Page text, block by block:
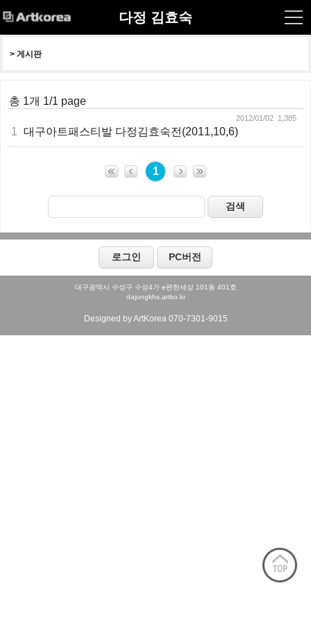
다정 김효숙
> 게시판
총 1개 1/1 page
2012/01/02 1,385
1 대구아트패스티발 다정김효숙전(2011,10,6)
1
대구광역시 수성구 수성4가 e편한세상 101동 401호
dajungkhs.artko.kr
Designed by ArtKorea 070-7301-9015